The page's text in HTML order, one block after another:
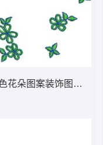
千针以下
花朵图案装饰图 免费